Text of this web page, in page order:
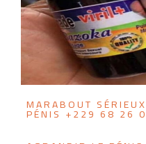
MARABOUT
PÉNIS +229 68 26